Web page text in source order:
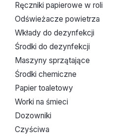
Ręczniki papierowe w roli
Odświeżacze powietrza
Wkłady do dezynfekcji
Środki do dezynfekcji
Maszyny sprzątające
Środki chemiczne
Papier toaletowy
Worki na śmieci
Dozowniki
Czyściwa